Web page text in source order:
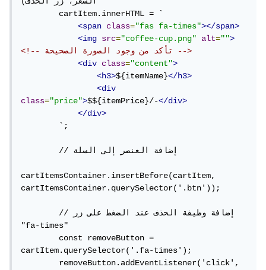
        cartItem.innerHTML = `
<span
class="fas fa-times"></span>
<img
src="coffee-cup.png" alt="">
<!-- تأكد من وجود الصورة الصحيحة -->
<div
class="content">
<h3>${itemName}</h3>
<div
class="price">$${itemPrice}/-</div>
</div>
        `;
        // إضافة العنصر إلى السلة
cartItemsContainer.insertBefore(cartItem,
cartItemsContainer.querySelector('.btn'));
        // إضافة وظيفة الحذف عند الضغط على زر
"fa-times"
        const removeButton =
cartItem.querySelector('.fa-times');
        removeButton.addEventListener('click',